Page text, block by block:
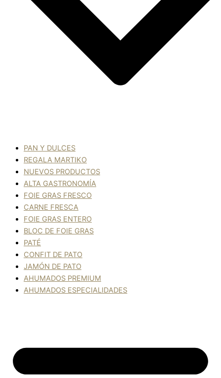
PAN Y DULCES
REGALA MARTIKO
NUEVOS PRODUCTOS
ALTA GASTRONOMÍA
FOIE GRAS FRESCO
CARNE FRESCA
FOIE GRAS ENTERO
BLOC DE FOIE GRAS
PATÉ
CONFIT DE PATO
JAMÓN DE PATO
AHUMADOS PREMIUM
AHUMADOS ESPECIALIDADES